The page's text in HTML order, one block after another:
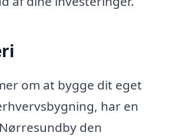
om at bygge dit eget
har en
den